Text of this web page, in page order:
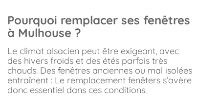
Pourquoi remplacer ses fenêtres
à Mulhouse ?
Le climat alsacien peut être exigeant, avec
des hivers froids et des étés parfois très
chauds. Des fenêtres anciennes ou mal isolées
entraînent : Le remplacement fenêters s’avère
donc essentiel dans ces conditions.